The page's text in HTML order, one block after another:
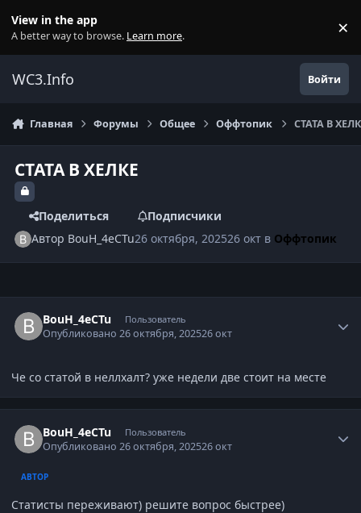
View in the app
A better way to browse. Learn more. ×
WC3.Info Войти
Главная Форумы Общее Оффтопик СТАТА В
СТАТА В ХЕЛКЕ
Поделиться
Подписчики
Автор BouH_4eCTu26 октября, 202526 окт в Оффтопик
BouH_4eCTu Пользователь
Опубликовано26 октября, 202526 окт
Че со статой в неллхалт? уже недели две стоит на месте
BouH_4eCTu Пользователь
Опубликовано26 октября, 202526 окт
АВТОР
Статисты переживают) решите вопрос быстрее)